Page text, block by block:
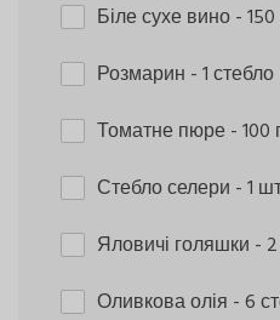
Біле сухе вино-
Розмарин - 1 стебло
Томатне пюре- 100
Стебло селери - 1
Яловичі голяшки -
Оливкова олія - 6